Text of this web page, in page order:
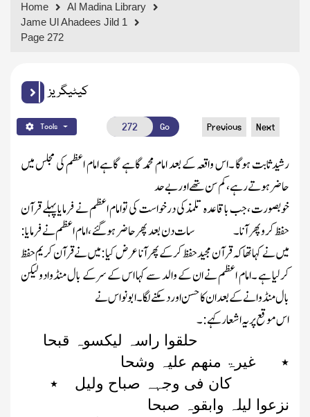
Home
Al Madina Library
Jame Ul Ahadees Jild 1
Page 272
کیٹیگریز
Tools Go Previous Next
رشید ثابت ہوگا ۔اس واقعہ کے بعد امام محمد گاہے گاہے امام اعظم کی مجلس میں
حاضرہوتے رہے ،کم سن تھے اور بے حد
خوبصورت ،جب باقاعدہ تلمذکی درخواست کی توامام اعظم نے فرمایا پہلے قرآن
حفظ کرو پھر آنا۔
سات دن بعد پھر حاضر ہوگئے ،امام اعظم نے فرمایا:
میں نے کہا تھا کہ قرآن مجید حفظ کرکے پھر آنا عرض کیا: میں نے قرآن کریم حفظ
کرلیا ہے ۔امام اعظم نے ان کے والد سے کہا اس کے سرکے بال منڈوادو لیکن
بال منڈوانے کے بعد ان کا حسن اوردمکنے لگا ۔ابو نواس نے
اس موقع پر یہ اشعار کہے : ۔
حلقوا راسہ لیکسوہ قبحا
٭ غیرۃ منھم علیہ وشحا
کان فی وجہہ صباح ولیل ٭
نزعوا لیلہ وابقوہ صبحا